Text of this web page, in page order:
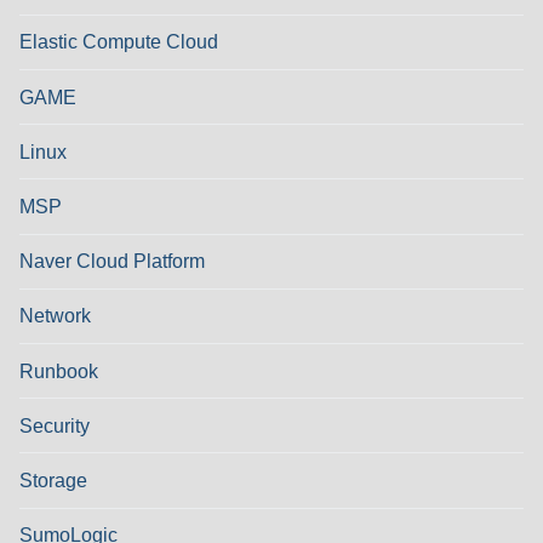
Elastic Compute Cloud
GAME
Linux
MSP
Naver Cloud Platform
Network
Runbook
Security
Storage
SumoLogic